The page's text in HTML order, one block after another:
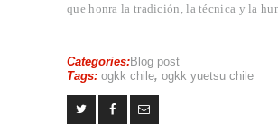
que honra la tradición, la técnica y la
Categories:Blog post
Tags: ogkk chile, ogkk yuetsu chile